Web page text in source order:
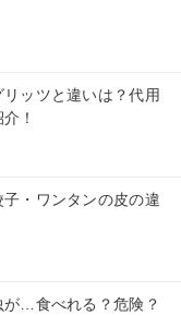
ッツと違いは？代用
！
・ワンタンの皮の違
が…食べれる？危険？